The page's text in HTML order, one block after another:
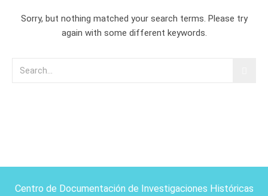
Sorry, but nothing matched your search terms. Please try
again with some different keywords.
Centro de Documentación de Investigaciones Históricas